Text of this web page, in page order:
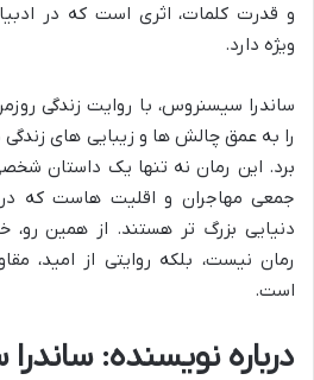
و قدرت کلمات، اثری است که در
ویژه دارد.
ساندرا سیسنروس، با روایت زندگی
را به عمق چالش ها و زیبایی های
برد. این رمان نه تنها یک داستان
جمعی مهاجران و اقلیت هاست که
دنیایی بزرگ تر هستند. از همین رو،
رمان نیست، بلکه روایتی از امید،
است.
درباره نویسنده: